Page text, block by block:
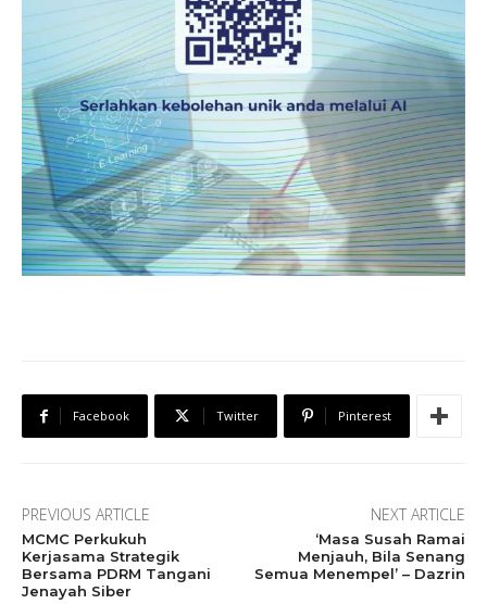
Facebook Twitter Pinterest
PREVIOUS ARTICLE
MCMC Perkukuh
Kerjasama Strategik
Bersama PDRM Tangani
Jenayah Siber
NEXT ARTICLE
‘Masa Susah Ramai
Menjauh, Bila Senang
Semua Menempel’ – Dazrin